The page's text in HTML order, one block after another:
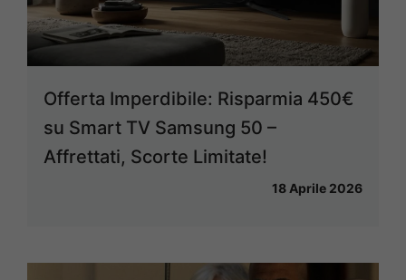
Offerta Imperdibile: Risparmia 450€
su Smart TV Samsung 50 –
Affrettati, Scorte Limitate!
18 Aprile 2026